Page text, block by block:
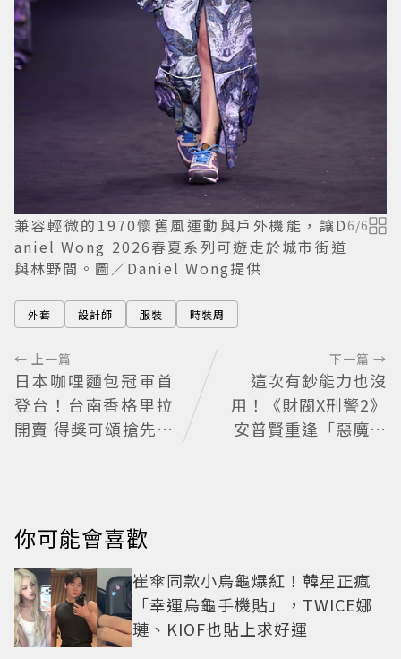
兼容輕微的1970懷舊風運動與戶外機能，讓D
aniel Wong 2026春夏系列可遊走於城市街道
與林野間。圖／Daniel Wong提供
6/6
外套 設計師 服裝 時裝周
← 上一篇
日本咖哩麵包冠軍首
登台！台南香格里拉
開賣 得獎可頌搶先日
下一篇 →
這次有鈔能力也沒
用！《財閥X刑警2》
安普賢重逢「惡魔教
你可能會喜歡
崔傘同款小烏龜爆紅！韓星正瘋
「幸運烏龜手機貼」，TWICE娜
璉、KIOF也貼上求好運